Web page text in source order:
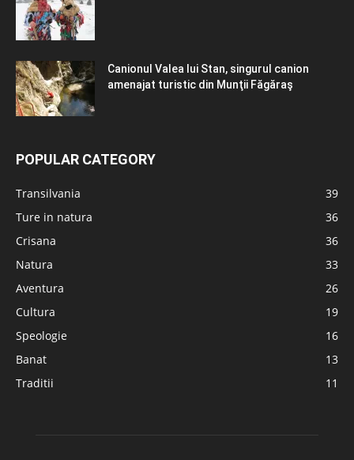
Canionul Valea lui Stan, singurul canion
amenajat turistic din Munţii Făgăraş
POPULAR CATEGORY
Transilvania
39
Ture in natura
36
Crisana
36
Natura
33
Aventura
26
Cultura
19
Speologie
16
Banat
13
Traditii
11